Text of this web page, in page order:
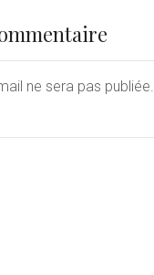
ne sera pas publiée.